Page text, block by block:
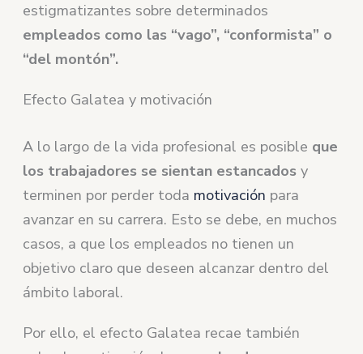
estigmatizantes sobre determinados
empleados como las “vago”, “conformista” o
“del montón”.
Efecto Galatea y motivación
A lo largo de la vida profesional es posible que
los trabajadores se sientan estancados y
terminen por perder toda motivación para
avanzar en su carrera. Esto se debe, en muchos
casos, a que los empleados no tienen un
objetivo claro que deseen alcanzar dentro del
ámbito laboral.
Por ello, el efecto Galatea recae también